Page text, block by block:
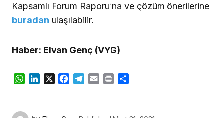
Kapsamlı Forum Raporu’na ve çözüm önerilerine
buradan ulaşılabilir.
Haber: Elvan Genç (VYG)
WhatsApp
LinkedIn
X Facebook
Telegram
Email Print